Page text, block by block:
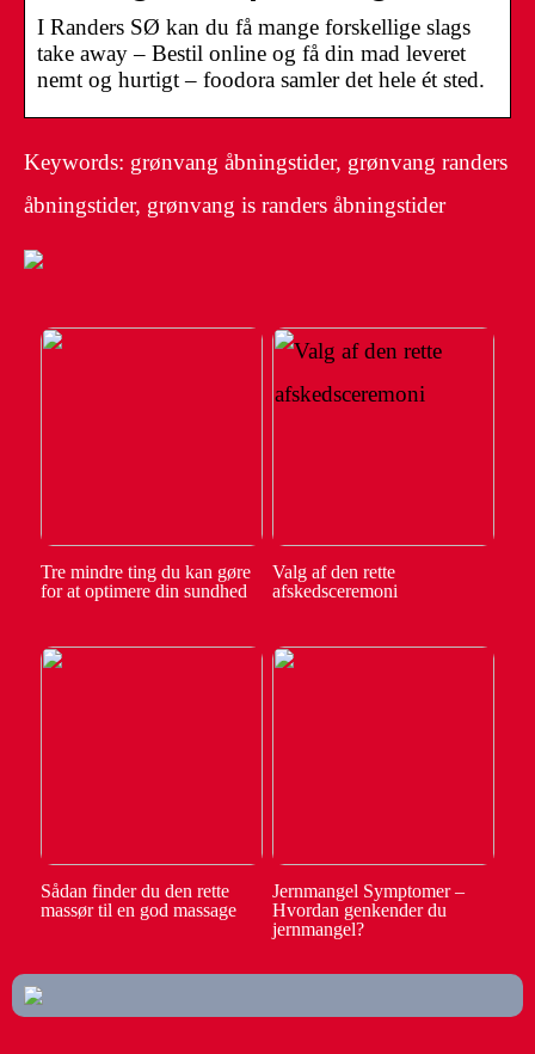
I Randers SØ kan du få mange forskellige slags
take away – Bestil online og få din mad leveret
nemt og hurtigt – foodora samler det hele ét sted.
Keywords: grønvang åbningstider, grønvang randers
åbningstider, grønvang is randers åbningstider
Tre mindre ting du kan gøre
for at optimere din sundhed
Valg af den rette
afskedsceremoni
Sådan finder du den rette
massør til en god massage
Jernmangel Symptomer –
Hvordan genkender du
jernmangel?